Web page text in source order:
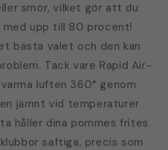
smör, vilket gör att du
upp till 80 procent!
bästa valet och den kan
Tack vare Rapid Air-
luften 360° genom
jämnt vid temperaturer
håller dina pommes frites
saftiga, precis som